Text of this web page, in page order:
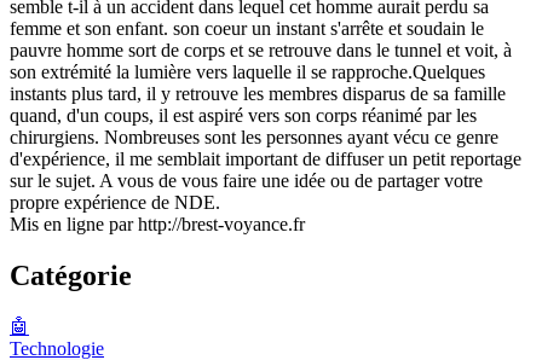
semble t-il à un accident dans lequel cet homme aurait perdu sa
femme et son enfant. son coeur un instant s'arrête et soudain le
pauvre homme sort de corps et se retrouve dans le tunnel et voit, à
son extrémité la lumière vers laquelle il se rapproche.Quelques
instants plus tard, il y retrouve les membres disparus de sa famille
quand, d'un coups, il est aspiré vers son corps réanimé par les
chirurgiens. Nombreuses sont les personnes ayant vécu ce genre
d'expérience, il me semblait important de diffuser un petit reportage
sur le sujet. A vous de vous faire une idée ou de partager votre
propre expérience de NDE.
Mis en ligne par http://brest-voyance.fr
Catégorie
🤖
Technologie